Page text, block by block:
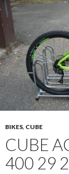
BIKES, CUBE
CUBE
400 29